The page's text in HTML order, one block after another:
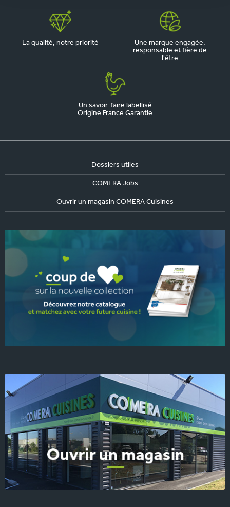
La qualité, notre priorité
Une marque engagée,
responsable et fière de
l'être
Un savoir-faire labellisé
Origine France Garantie
Dossiers utiles
COMERA Jobs
Ouvrir un magasin COMERA Cuisines